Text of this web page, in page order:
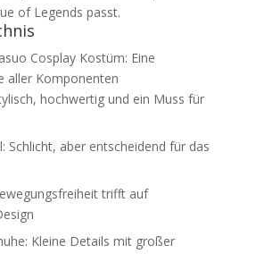
of Legends passt.
Cosplay Kostüm: Eine
aller Komponenten
hochwertig und ein Muss für
Schlicht, aber entscheidend für das
trifft auf
Kleine Details mit großer